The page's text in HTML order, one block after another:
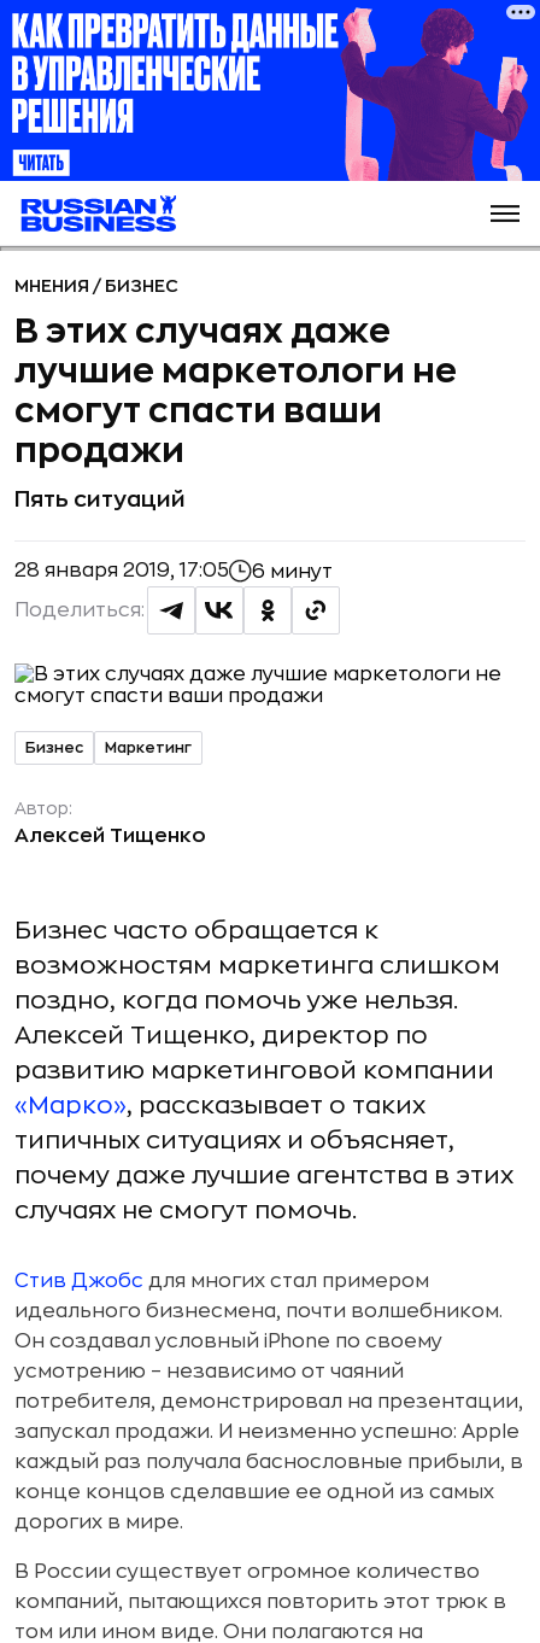
МНЕНИЯ / БИЗНЕС
В этих случаях даже
лучшие маркетологи не
смогут спасти ваши
продажи
Пять ситуаций
28 января 2019, 17:05 6 минут
Поделиться:
Бизнес Маркетинг
Автор:
Алексей Тищенко
Бизнес часто обращается к
возможностям маркетинга слишком
поздно, когда помочь уже нельзя.
Алексей Тищенко, директор по
развитию маркетинговой компании
«Марко», рассказывает о таких
типичных ситуациях и объясняет,
почему даже лучшие агентства в этих
случаях не смогут помочь.
Стив Джобс для многих стал примером
идеального бизнесмена, почти волшебником.
Он создавал условный iPhone по своему
усмотрению – независимо от чаяний
потребителя, демонстрировал на презентации,
запускал продажи. И неизменно успешно: Apple
каждый раз получала баснословные прибыли, в
конце концов сделавшие ее одной из самых
дорогих в мире.
В России существует огромное количество
компаний, пытающихся повторить этот трюк в
том или ином виде. Они полагаются на